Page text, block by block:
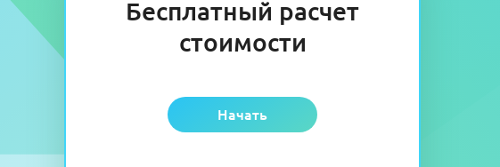
Бесплатный расчет
стоимости
Начать